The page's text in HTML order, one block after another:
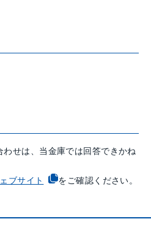
せは、当金庫では回答できかね
ブサイト をご確認ください。